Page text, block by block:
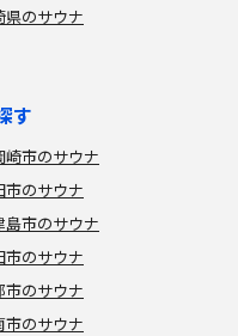
県のサウナ
す
崎市のサウナ
市のサウナ
島市のサウナ
市のサウナ
市のサウナ
市のサウナ